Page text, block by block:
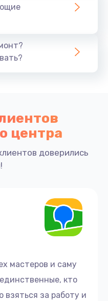
центра
доверились
мастеров и саму
кто
взяться за работу и